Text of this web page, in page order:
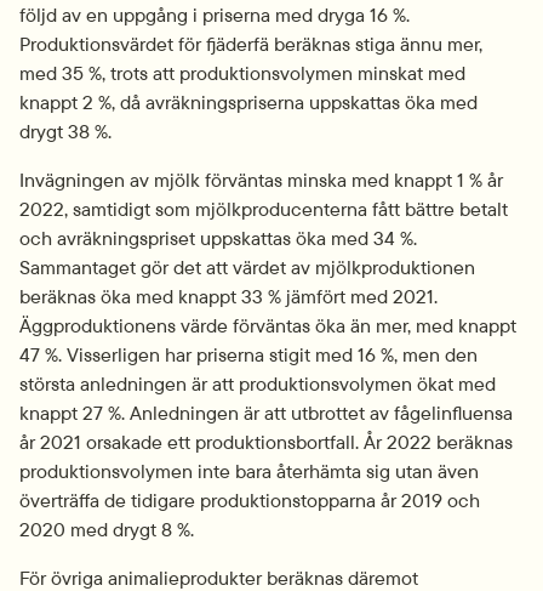
följd av en uppgång i priserna med dryga 16 %.
Produktionsvärdet för fjäderfä beräknas stiga ännu mer,
med 35 %, trots att produktionsvolymen minskat med
knappt 2 %, då avräkningspriserna uppskattas öka med
drygt 38 %.
Invägningen av mjölk förväntas minska med knappt 1 % år
2022, samtidigt som mjölkproducenterna fått bättre betalt
och avräkningspriset uppskattas öka med 34 %.
Sammantaget gör det att värdet av mjölkproduktionen
beräknas öka med knappt 33 % jämfört med 2021.
Äggproduktionens värde förväntas öka än mer, med knappt
47 %. Visserligen har priserna stigit med 16 %, men den
största anledningen är att produktionsvolymen ökat med
knappt 27 %. Anledningen är att utbrottet av fågelinfluensa
år 2021 orsakade ett produktionsbortfall. År 2022 beräknas
produktionsvolymen inte bara återhämta sig utan även
överträffa de tidigare produktionstopparna år 2019 och
2020 med drygt 8 %.
För övriga animalieprodukter beräknas däremot